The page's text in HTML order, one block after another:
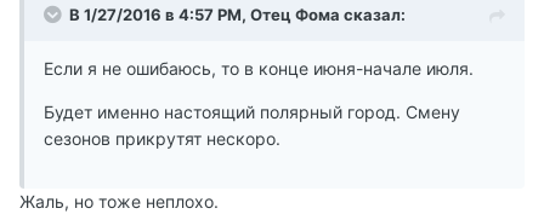
В 1/27/2016 в 4:57 PM, Отец Фома сказал:
Если я не ошибаюсь, то в конце июня-начале июля.
Будет именно настоящий полярный город. Смену
сезонов прикрутят нескоро.
Жаль, но тоже неплохо.